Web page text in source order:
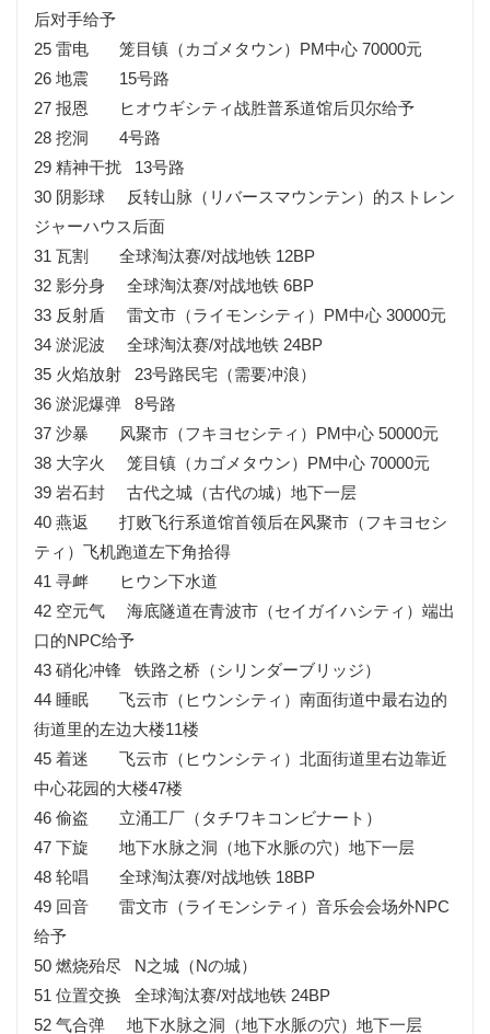
后对手给予
25 雷电 笼目镇（カゴメタウン）PM中心 70000元
26 地震 15号路
27 报恩 ヒオウギシティ战胜普系道馆后贝尔给予
28 挖洞 4号路
29 精神干扰 13号路
30 阴影球 反转山脉（リバースマウンテン）的ストレン
ジャーハウス后面
31 瓦割 全球淘汰赛/对战地铁 12BP
32 影分身 全球淘汰赛/对战地铁 6BP
33 反射盾 雷文市（ライモンシティ）PM中心 30000元
34 淤泥波 全球淘汰赛/对战地铁 24BP
35 火焰放射 23号路民宅（需要冲浪）
36 淤泥爆弹 8号路
37 沙暴 风聚市（フキヨセシティ）PM中心 50000元
38 大字火 笼目镇（カゴメタウン）PM中心 70000元
39 岩石封 古代之城（古代の城）地下一层
40 燕返 打败飞行系道馆首领后在风聚市（フキヨセシ
ティ）飞机跑道左下角拾得
41 寻衅 ヒウン下水道
42 空元气 海底隧道在青波市（セイガイハシティ）端出
口的NPC给予
43 硝化冲锋 铁路之桥（シリンダーブリッジ）
44 睡眠 飞云市（ヒウンシティ）南面街道中最右边的
街道里的左边大楼11楼
45 着迷 飞云市（ヒウンシティ）北面街道里右边靠近
中心花园的大楼47楼
46 偷盗 立涌工厂（タチワキコンビナート）
47 下旋 地下水脉之洞（地下水脈の穴）地下一层
48 轮唱 全球淘汰赛/对战地铁 18BP
49 回音 雷文市（ライモンシティ）音乐会会场外NPC
给予
50 燃烧殆尽 N之城（Nの城）
51 位置交换 全球淘汰赛/对战地铁 24BP
52 气合弹 地下水脉之洞（地下水脈の穴）地下一层